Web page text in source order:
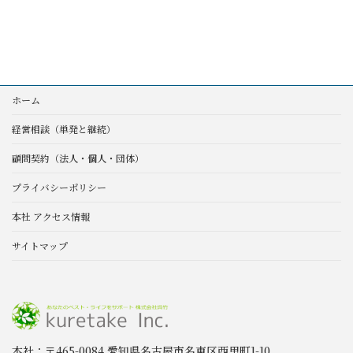
ホーム
経営相談（単発と継続）
顧問契約（法人・個人・団体）
プライバシーポリシー
本社 アクセス情報
サイトマップ